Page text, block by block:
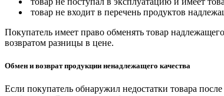
товар не входит в перечень продуктов
Покупатель имеет право обменять товар
возвратом разницы в цене.
Обмен и возврат продукции ненадлежащего качества
Если покупатель обнаружил недостатки товара